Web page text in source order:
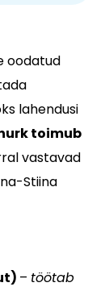
oodatud
lahendusi
toimub
vastavad
Stiina
– töötab